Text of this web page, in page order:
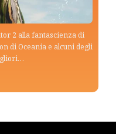
2 alla fantascienza di
di Oceania e alcuni degli